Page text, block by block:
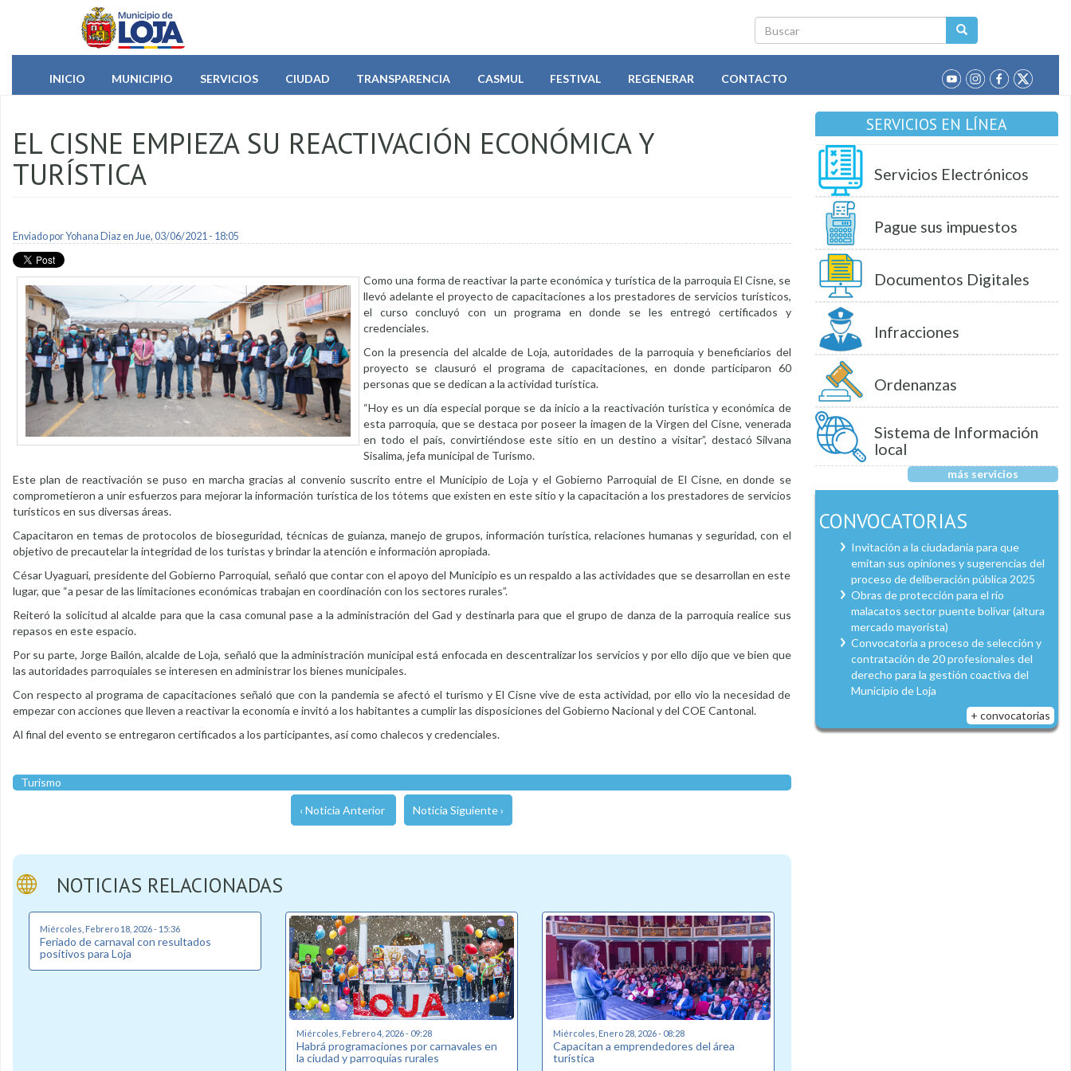
Pasar al contenido principal
Buscar
INICIO
MUNICIPIO SERVICIOS CIUDAD TRANSPARENCIA CASMUL FESTIVAL REGENERAR CONTACTO
EL CISNE EMPIEZA SU REACTIVACIÓN ECONÓMICA Y
TURÍSTICA
Enviado porYohana Diazen Jue, 03/06/2021 - 18:05
Como una forma de reactivar la parte económica y turística de la parroquia El Cisne, se
llevó adelante el proyecto de capacitaciones a los prestadores de servicios turísticos,
el curso concluyó con un programa en donde se les entregó certificados y
credenciales.
Con la presencia del alcalde de Loja, autoridades de la parroquia y beneficiarios del
proyecto se clausuró el programa de capacitaciones, en donde participaron 60
personas que se dedican a la actividad turística.
“Hoy es un día especial porque se da inicio a la reactivación turística y económica de
esta parroquia, que se destaca por poseer la imagen de la Virgen del Cisne, venerada
en todo el país, convirtiéndose este sitio en un destino a visitar”, destacó Silvana
Sisalima, jefa municipal de Turismo.
Este plan de reactivación se puso en marcha gracias al convenio suscrito entre el Municipio de Loja y el Gobierno Parroquial de El Cisne, en donde se
comprometieron a unir esfuerzos para mejorar la información turística de los tótems que existen en este sitio y la capacitación a los prestadores de servicios
turísticos en sus diversas áreas.
Capacitaron en temas de protocolos de bioseguridad, técnicas de guianza, manejo de grupos, información turística, relaciones humanas y seguridad, con el
objetivo de precautelar la integridad de los turistas y brindar la atención e información apropiada.
César Uyaguari, presidente del Gobierno Parroquial, señaló que contar con el apoyo del Municipio es un respaldo a las actividades que se desarrollan en este
lugar, que “a pesar de las limitaciones económicas trabajan en coordinación con los sectores rurales”.
Reiteró la solicitud al alcalde para que la casa comunal pase a la administración del Gad y destinarla para que el grupo de danza de la parroquia realice sus
repasos en este espacio.
Por su parte, Jorge Bailón, alcalde de Loja, señaló que la administración municipal está enfocada en descentralizar los servicios y por ello dijo que ve bien que
las autoridades parroquiales se interesen en administrar los bienes municipales.
Con respecto al programa de capacitaciones señaló que con la pandemia se afectó el turismo y El Cisne vive de esta actividad, por ello vio la necesidad de
empezar con acciones que lleven a reactivar la economía e invitó a los habitantes a cumplir las disposiciones del Gobierno Nacional y del COE Cantonal.
Al final del evento se entregaron certificados a los participantes, así como chalecos y credenciales.
Turismo
‹ Noticia Anterior Noticia Siguiente ›
NOTICIAS RELACIONADAS
Miércoles, Febrero 18, 2026 - 15:36
Feriado de carnaval con resultados
positivos para Loja
Miércoles, Febrero 4, 2026 - 09:28
Habrá programaciones por carnavales en
la ciudad y parroquias rurales
Miércoles, Enero 28, 2026 - 08:28
Capacitan a emprendedores del área
turística
SERVICIOS EN LÍNEA
Servicios Electrónicos
Pague sus impuestos
Documentos Digitales
Infracciones
Ordenanzas
Sistema de Información
local
más servicios
CONVOCATORIAS
Invitación a la ciudadanía para que
emitan sus opiniones y sugerencias del
proceso de deliberación pública 2025
Obras de protección para el río
malacatos sector puente bolívar (altura
mercado mayorista)
Convocatoria a proceso de selección y
contratación de 20 profesionales del
derecho para la gestión coactiva del
Municipio de Loja
+ convocatorias